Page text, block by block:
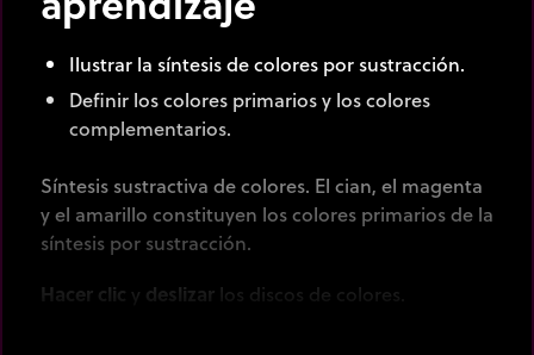
Ilustrar la síntesis de colores por sustracción.
Definir los colores primarios y los colores
complementarios.
Síntesis sustractiva de colores. El cian, el magenta
y el amarillo constituyen los colores primarios de la
síntesis por sustracción.
Hacer clic y deslizar los discos de colores.